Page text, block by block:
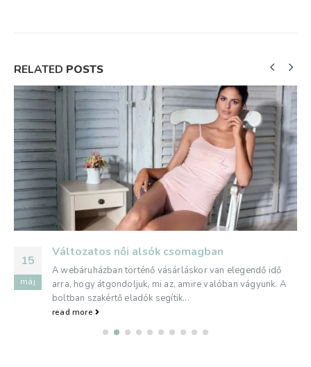
RELATED POSTS
15
máj
Változatos női alsók csomagban
A webáruházban történő vásárláskor van elegendő idő
arra, hogy átgondoljuk, mi az, amire valóban vágyunk. A
boltban szakértő eladók segítik...
read more